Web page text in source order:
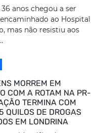
anos chegou a ser
ao Hospital
mas não resistiu aos
MORREM EM
COM A ROTAM NA PR-
TERMINA COM
QUILOS DE DROGAS
EM LONDRINA